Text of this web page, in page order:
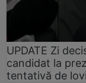
UPDATE Zi
candidat la
tentativă de